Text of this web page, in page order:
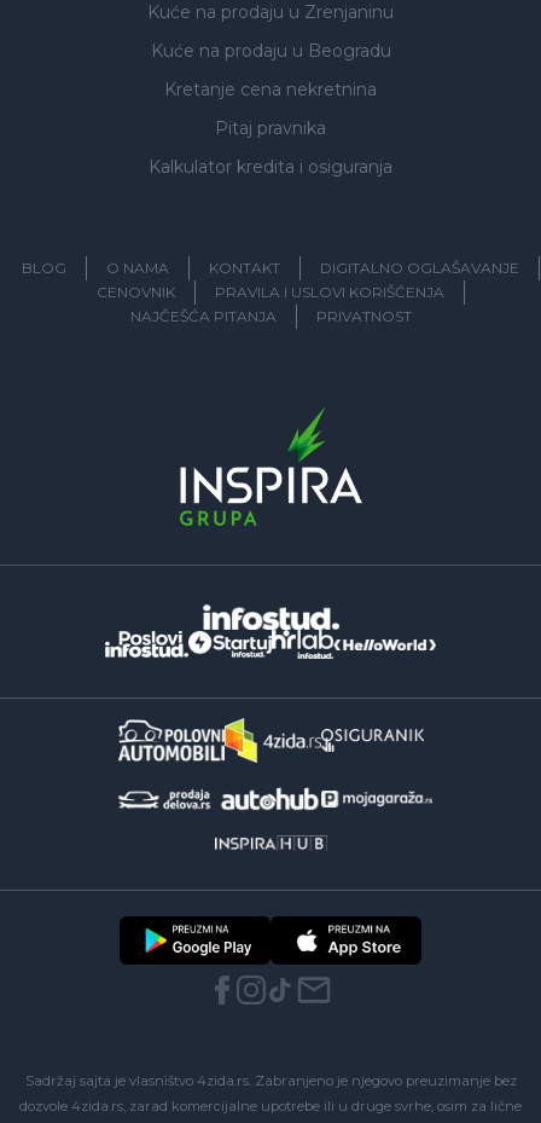
Kuće na prodaju u Zrenjaninu
Kuće na prodaju u Beogradu
Kretanje cena nekretnina
Pitaj pravnika
Kalkulator kredita i osiguranja
BLOG O NAMA KONTAKT
DIGITALNO OGLAŠAVANJE
CENOVNIK
PRAVILA I USLOVI KORIŠĆENJA
NAJČEŠĆA PITANJA
PRIVATNOST
Sadržaj sajta je vlasništvo 4zida.rs. Zabranjeno je njegovo preuzimanje bez
dozvole 4zida.rs, zarad komercijalne upotrebe ili u druge svrhe, osim za lične